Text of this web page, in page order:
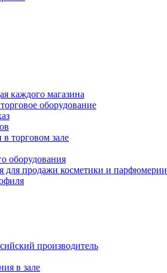
каждого магазина
оборудование
торговом зале
оборудования
для продажи косметики и парфюмерии
производитель
в зале